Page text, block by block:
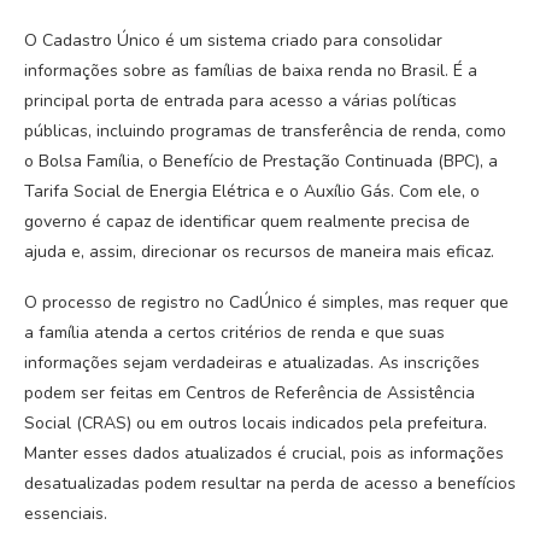
O Cadastro Único é um sistema criado para consolidar
informações sobre as famílias de baixa renda no Brasil. É a
principal porta de entrada para acesso a várias políticas
públicas, incluindo programas de transferência de renda, como
o Bolsa Família, o Benefício de Prestação Continuada (BPC), a
Tarifa Social de Energia Elétrica e o Auxílio Gás. Com ele, o
governo é capaz de identificar quem realmente precisa de
ajuda e, assim, direcionar os recursos de maneira mais eficaz.
O processo de registro no CadÚnico é simples, mas requer que
a família atenda a certos critérios de renda e que suas
informações sejam verdadeiras e atualizadas. As inscrições
podem ser feitas em Centros de Referência de Assistência
Social (CRAS) ou em outros locais indicados pela prefeitura.
Manter esses dados atualizados é crucial, pois as informações
desatualizadas podem resultar na perda de acesso a benefícios
essenciais.